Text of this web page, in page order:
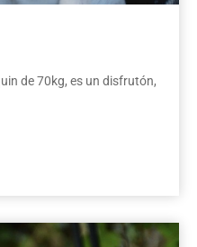
de 70kg, es un disfrutón,